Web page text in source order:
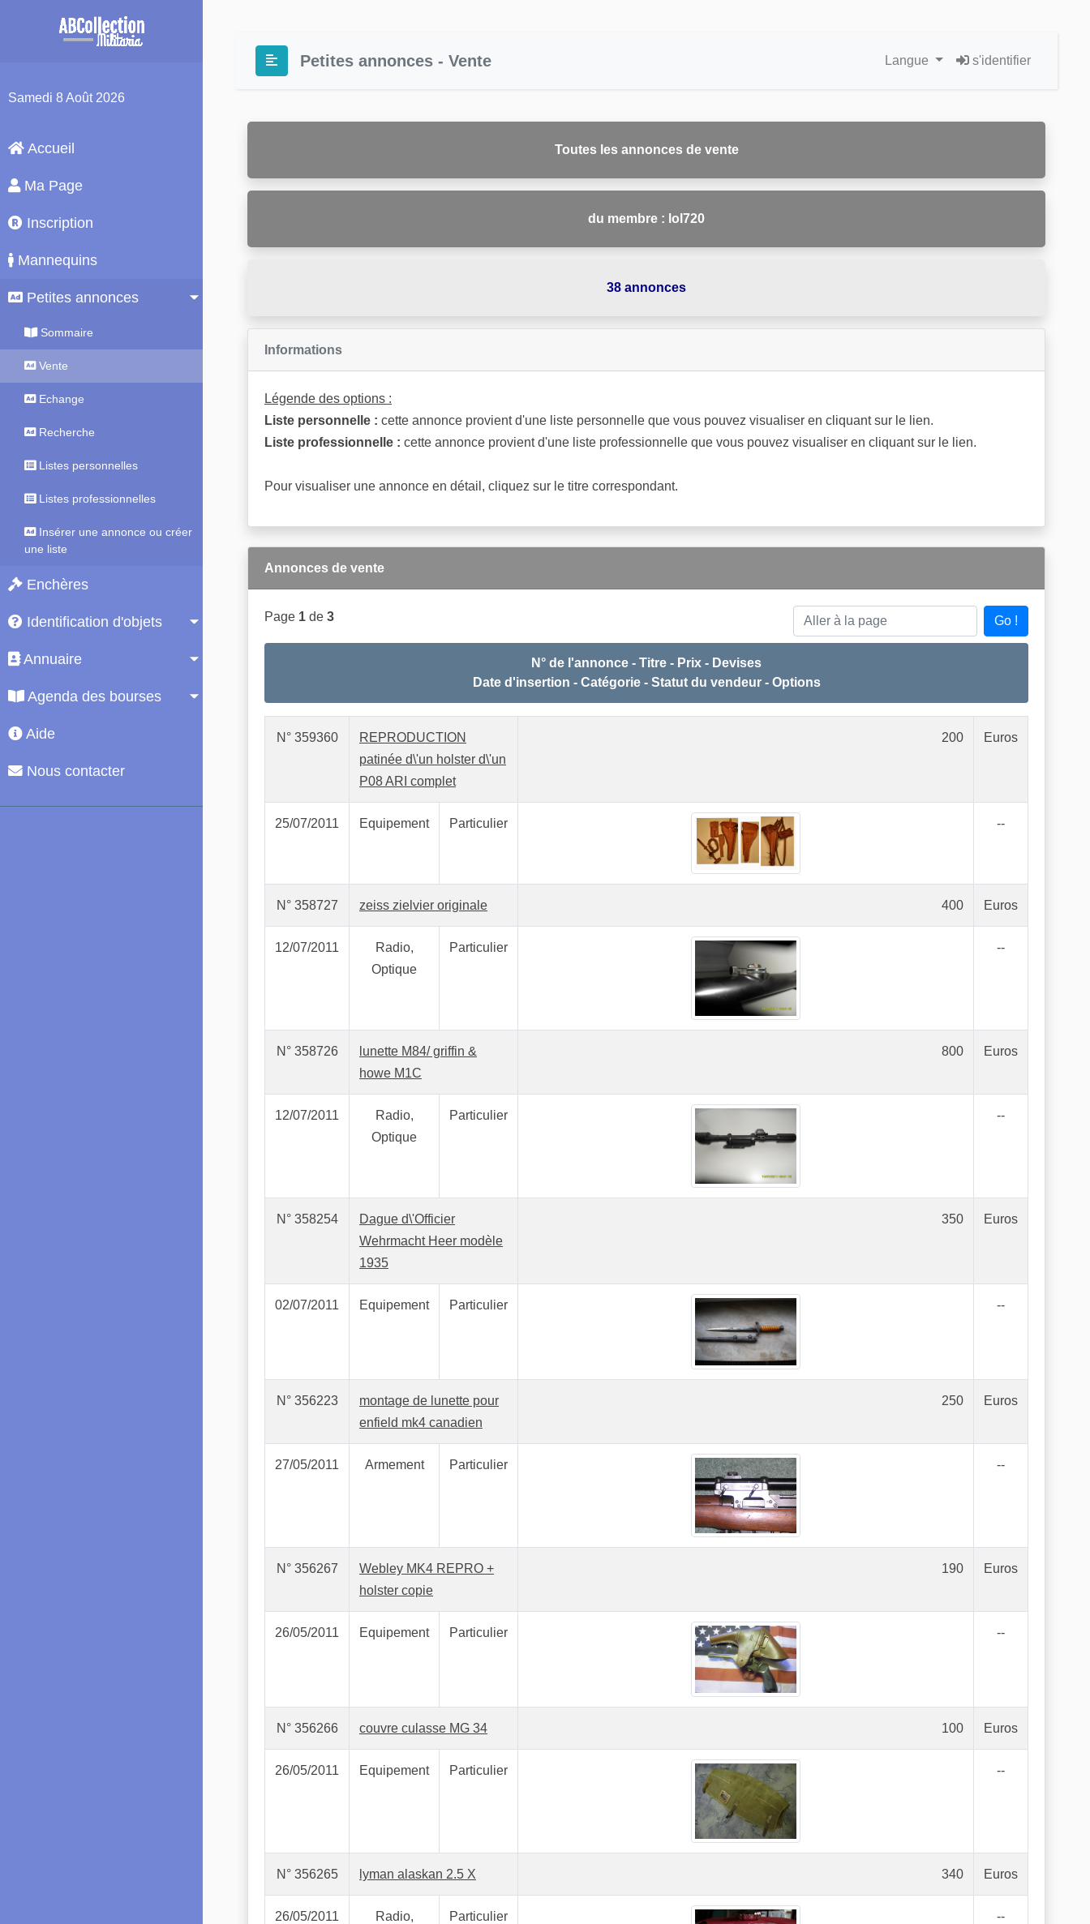
Samedi 8 Août 2026
Accueil
Ma Page
Inscription
Mannequins
Petites annonces
Sommaire
Vente
Echange
Recherche
Listes personnelles
Listes professionnelles
Insérer une annonce ou créer
une liste
Enchères
Identification d'objets
Annuaire
Agenda des bourses
Aide
Nous contacter
Petites annonces - Vente Langue s'identifier
Toutes les annonces de vente
du membre : lol720
38 annonces
Informations
Légende des options :
Liste personnelle : cette annonce provient d'une liste personnelle que vous pouvez visualiser en cliquant sur le lien.
Liste professionnelle : cette annonce provient d'une liste professionnelle que vous pouvez visualiser en cliquant sur le lien.
Pour visualiser une annonce en détail, cliquez sur le titre correspondant.
Annonces de vente
Page 1 de 3 Aller à la page Go !
N° de l'annonce - Titre - Prix - Devises
Date d'insertion - Catégorie - Statut du vendeur - Options
N° 359360
REPRODUCTION
patinée d\'un holster d\'un
P08 ARI complet
200 Euros
25/07/2011 Equipement Particulier --
N° 358727 zeiss zielvier originale 400 Euros
12/07/2011
Radio,
Optique
Particulier --
N° 358726
lunette M84/ griffin &
howe M1C
800 Euros
12/07/2011
Radio,
Optique
Particulier --
N° 358254
Dague d\'Officier
Wehrmacht Heer modèle
1935
350 Euros
02/07/2011 Equipement Particulier --
N° 356223
montage de lunette pour
enfield mk4 canadien
250 Euros
27/05/2011 Armement Particulier --
N° 356267
Webley MK4 REPRO +
holster copie
190 Euros
26/05/2011 Equipement Particulier --
N° 356266 couvre culasse MG 34 100 Euros
26/05/2011 Equipement Particulier --
N° 356265 lyman alaskan 2.5 X 340 Euros
26/05/2011
Radio,
Particulier --